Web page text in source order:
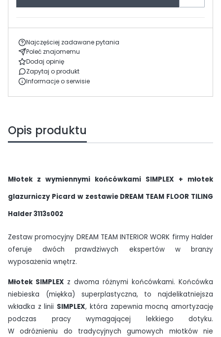
Najczęściej zadawane pytania
Poleć znajomemu
Dodaj opinię
Zapytaj o produkt
Informacje o serwisie
Opis produktu
Młotek z wymiennymi końcówkami SIMPLEX + młotek
glazurniczy Picard w zestawie DREAM TEAM FLOOR TILING
Halder 3113s002
Zestaw promocyjny DREAM TEAM INTERIOR WORK firmy Halder
oferuje dwóch prawdziwych ekspertów w branży
wyposażenia wnętrz.
Młotek SIMPLEX z dwoma różnymi końcówkami. Końcówka
niebieska (miękka) superplastyczna, to najdelikatniejsza
wkładka z linii SIMPLEX, która zapewnia mocną amortyzację
podczas pracy wymagającej lekkiego dotyku.
W odróżnieniu do tradycyjnych gumowych młotków nie